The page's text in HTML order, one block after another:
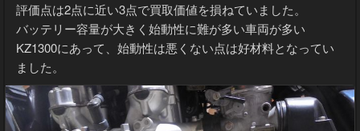
評価点は2点に近い3点で買取価値を損ねていました。
バッテリー容量が大きく始動性に難が多い車両が多い
KZ1300にあって、始動性は悪くない点は好材料となってい
ました。